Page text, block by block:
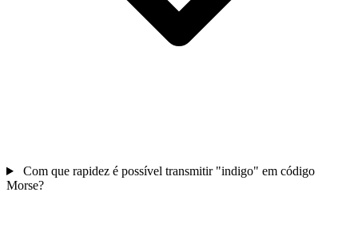
Com que rapidez é possível transmitir "indigo" em código
Morse?